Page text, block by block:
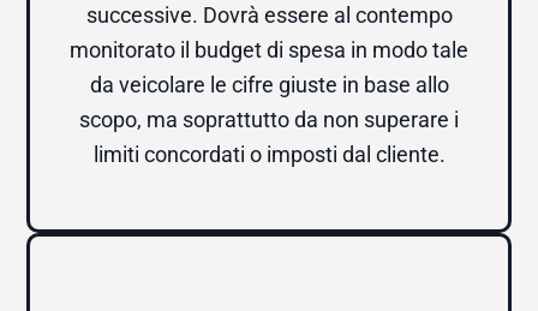
successive. Dovrà essere al contempo
monitorato il budget di spesa in modo tale
da veicolare le cifre giuste in base allo
scopo, ma soprattutto da non superare i
limiti concordati o imposti dal cliente.